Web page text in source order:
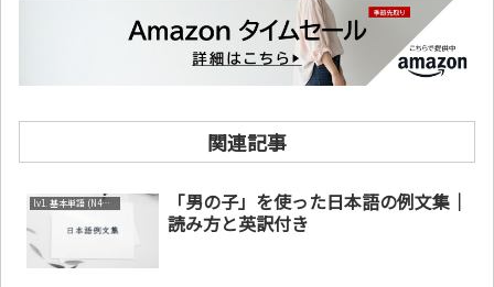
関連記事
lv1. 基本単語 (N4～N5)
「男の子」を使った日本語の例文集｜
読み方と英訳付き